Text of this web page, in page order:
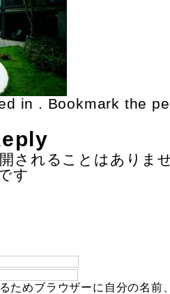
in . Bookmark the
されることはありま
す
ためブラウザーに自分の名前